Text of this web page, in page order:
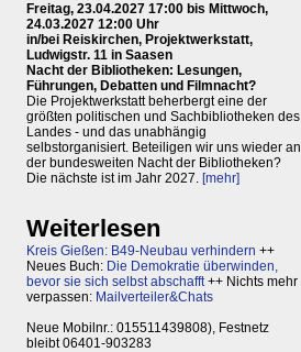
Freitag, 23.04.2027 17:00 bis Mittwoch,
24.03.2027 12:00 Uhr
in/bei Reiskirchen, Projektwerkstatt,
Ludwigstr. 11 in Saasen
Nacht der Bibliotheken: Lesungen,
Führungen, Debatten und Filmnacht?
Die Projektwerkstatt beherbergt eine der
größten politischen und Sachbibliotheken des
Landes - und das unabhängig
selbstorganisiert. Beteiligen wir uns wieder an
der bundesweiten Nacht der Bibliotheken?
Die nächste ist im Jahr 2027. [mehr]
Weiterlesen
Kreis Gießen: B49-Neubau verhindern ++
Neues Buch: Die Demokratie überwinden,
bevor sie sich selbst abschafft++ Nichts mehr
verpassen: Mailverteiler&Chats
Neue Mobilnr.: 015511439808), Festnetz
bleibt 06401-903283